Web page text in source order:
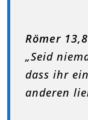
Römer 13,8
„Seid
dass ihr
anderen